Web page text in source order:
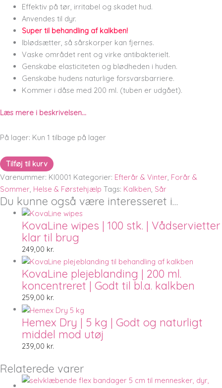
Effektiv på tør, irritabel og skadet hud.
Anvendes til dyr.
Super til behandling af kalkben!
Iblødsætter, så sårskorper kan fjernes.
Vaske området rent og virke antibakterielt.
Genskabe elasticiteten og blødheden i huden.
Genskabe hudens naturlige forsvarsbarriere.
Kommer i dåse med 200 ml. (tuben er udgået).
Læs mere i beskrivelsen…
På lager: Kun 1 tilbage på lager
Tilføj til kurv
Varenummer: Kl0001 Kategorier: Efterår & Vinter Forår &
Sommer Helse & Førstehjælp Tags: Kalkben Sår
Du kunne også være interesseret i…
KovaLine wipes | 100 stk. | Vådservietter
klar til brug
249,00 kr.
KovaLine plejeblanding | 200 ml.
koncentreret | Godt til bl.a. kalkben
259,00 kr.
Hemex Dry | 5 kg | Godt og naturligt
middel mod utøj
239,00 kr.
Relaterede varer